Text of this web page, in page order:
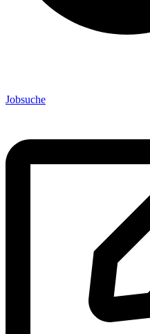
Jobsuche